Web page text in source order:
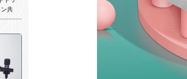
共
歌